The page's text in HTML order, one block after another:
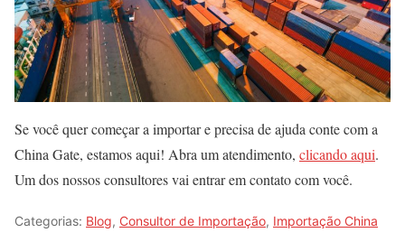
Se você quer começar a importar e precisa de ajuda conte com a
China Gate, estamos aqui! Abra um atendimento, clicando aqui.
Um dos nossos consultores vai entrar em contato com você.
Categorias: Blog, Consultor de Importação, Importação China